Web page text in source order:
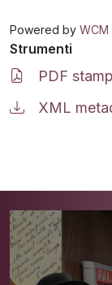
Powered by WCM
Strumenti
PDF
XML